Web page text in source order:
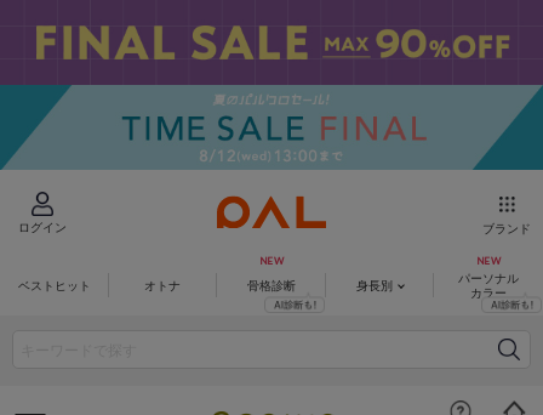
ログイン ブランド
ベストヒット オトナ 骨格診断 身長別
パーソナル
カラー